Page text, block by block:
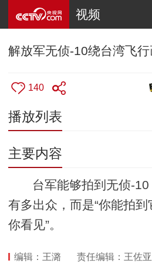
视频
解放军无侦-10绕台湾飞行
140
播放列表
主要内容
台军能够拍到无侦-
有多出众，而是“你能拍
你看见”。
编辑：王潞 责任编辑：王佐亚